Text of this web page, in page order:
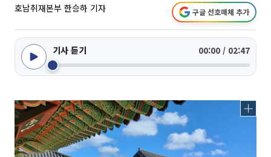
호남취재본부 한승하 기자 구글 선호매체 추가
기사 듣기 00:00 / 02:47